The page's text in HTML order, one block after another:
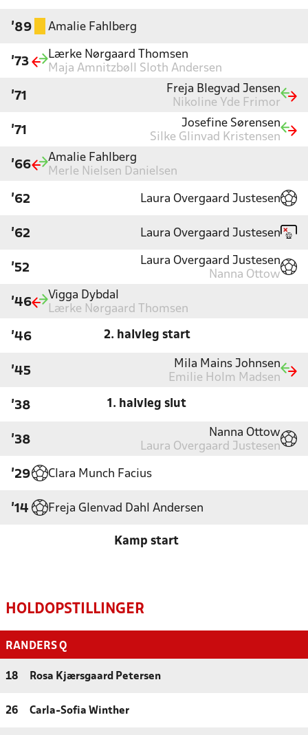
'89 Amalie Fahlberg
'73
Lærke Nørgaard Thomsen
Maja Amnitzbøll Sloth Andersen
'71
Freja Blegvad Jensen
Nikoline Yde Frimor
'71
Josefine Sørensen
Silke Glinvad Kristensen
'66
Amalie Fahlberg
Merle Nielsen Danielsen
'62 Laura Overgaard Justesen
'62 Laura Overgaard Justesen
'52
Laura Overgaard Justesen
Nanna Ottow
'46
Vigga Dybdal
Lærke Nørgaard Thomsen
'46 2. halvleg start
'45
Mila Mains Johnsen
Emilie Holm Madsen
'38 1. halvleg slut
'38
Nanna Ottow
Laura Overgaard Justesen
'29 Clara Munch Facius
'14 Freja Glenvad Dahl Andersen
Kamp start
HOLDOPSTILLINGER
RANDERS Q
18 Rosa Kjærsgaard Petersen
26 Carla-Sofia Winther